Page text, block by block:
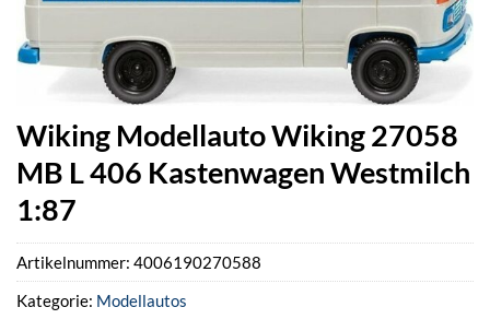
Wiking Modellauto Wiking 27058
MB L 406 Kastenwagen Westmilch
1:87
Artikelnummer: 4006190270588
Kategorie: Modellautos